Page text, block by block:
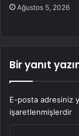
Ağustos 5, 2026
Bir yanıt
E-posta adresiniz
işaretlenmişlerdir